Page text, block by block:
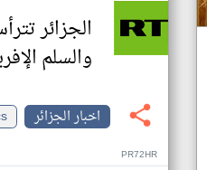
الجزائر
والسلم
اخبار الجزائر
PR72HR